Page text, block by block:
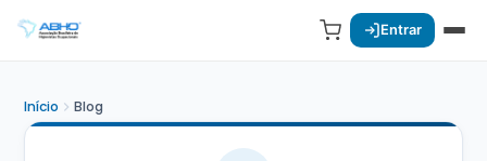
Entrar
Início Blog